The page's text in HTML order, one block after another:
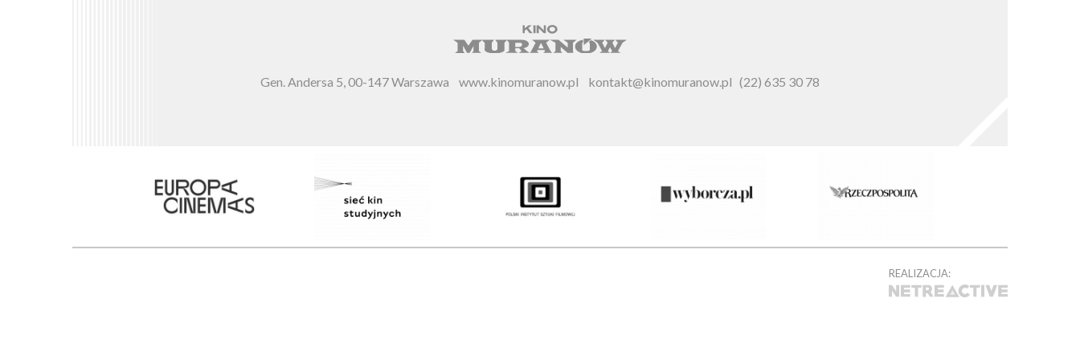
Gen. Andersa 5, 00-147 Warszawa www.kinomuranow.pl kontakt@kinomuranow.pl (22) 635 30 78
REALIZACJA: